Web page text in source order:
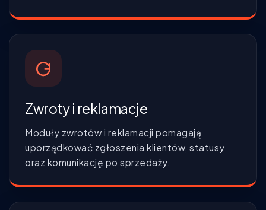
Zwroty i reklamacje
Moduły zwrotów i reklamacji pomagają
uporządkować zgłoszenia klientów, statusy
oraz komunikację po sprzedaży.